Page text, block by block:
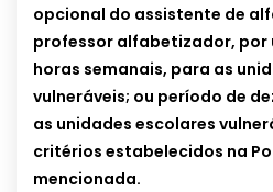
opcional do assistente de
professor alfabetizador, por
horas semanais, para as
vulneráveis; ou período de
as unidades escolares
critérios estabelecidos na
mencionada.